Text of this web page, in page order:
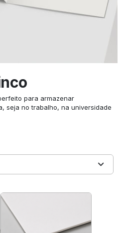
para armazenar
seja no trabalho, na universidade